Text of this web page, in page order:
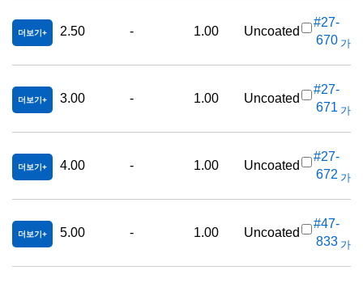
더보기 2.50 - 1.00 Uncoated
#27-
670 가
더보기 3.00 - 1.00 Uncoated
#27-
671 가
더보기 4.00 - 1.00 Uncoated
#27-
672 가
더보기 5.00 - 1.00 Uncoated
#47-
833 가